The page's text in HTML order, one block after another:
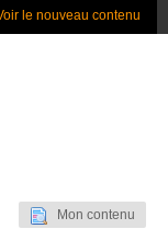
le nouveau contenu
Mon contenu